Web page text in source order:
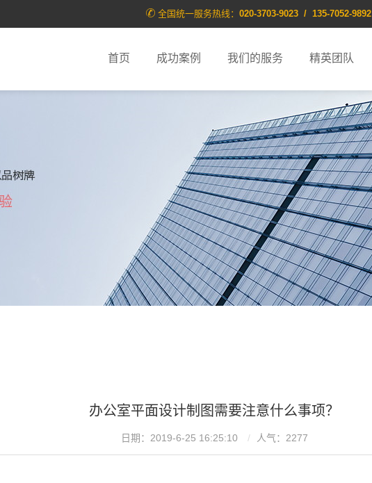
全国统一服务热线： 020-3703-9023 / 135-7052-9892
首页 成功案例 我们的服务 精英团队
办公室平面设计制图需要注意什么事项？
日期：2019-6-25 16:25:10 人气： 2277